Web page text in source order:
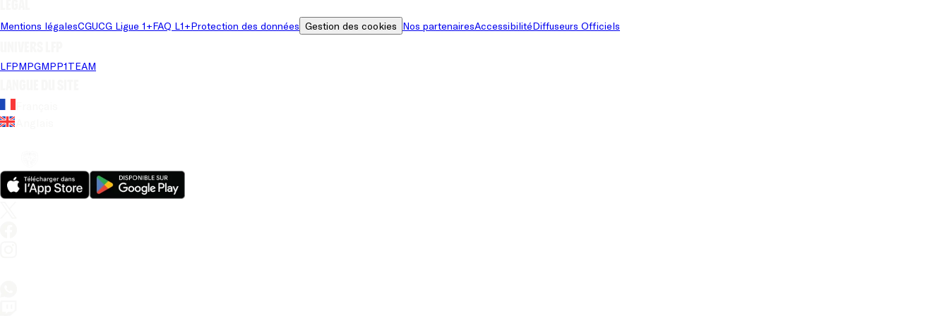
Mentions légalesCGUCG Ligue 1+FAQ L1+Protection des données Gestion des cookies Nos partenairesAccessibilitéDiffuseurs Officiels
LFPMPGMPP1TEAM